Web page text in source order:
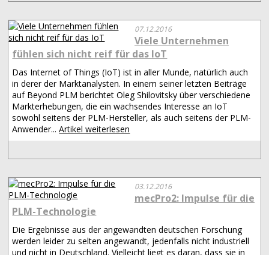
07.12.2016
Viele Unternehmen
fühlen sich nicht reif für das IoT
Das Internet of Things (IoT) ist in aller Munde, natürlich auch
in derer der Marktanalysten. In einem seiner letzten Beiträge
auf Beyond PLM berichtet Oleg Shilovitsky über verschiedene
Markterhebungen, die ein wachsendes Interesse an IoT
sowohl seitens der PLM-Hersteller, als auch seitens der PLM-
Anwender...Artikel weiterlesen
03.12.2016
mecPro2: Impulse für die
PLM-Technologie
Die Ergebnisse aus der angewandten deutschen Forschung
werden leider zu selten angewandt, jedenfalls nicht industriell
und nicht in Deutschland. Vielleicht liegt es daran, dass sie in